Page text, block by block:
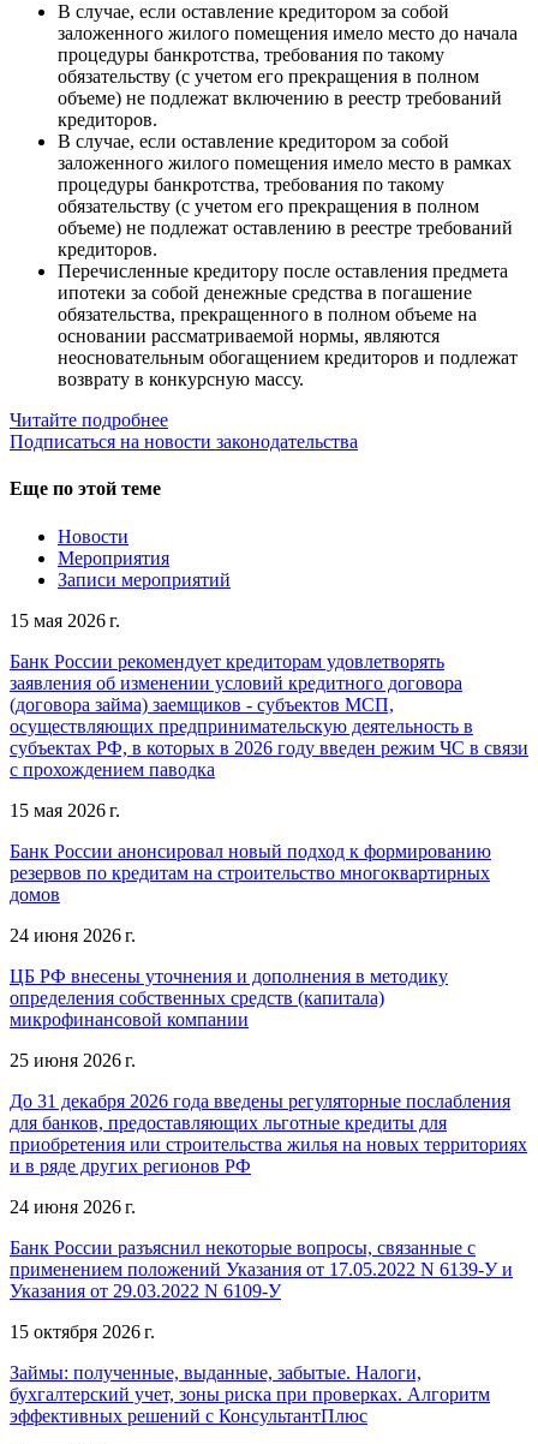
В случае, если оставление кредитором за собой
заложенного жилого помещения имело место до начала
процедуры банкротства, требования по такому
обязательству (с учетом его прекращения в полном
объеме) не подлежат включению в реестр требований
кредиторов.
В случае, если оставление кредитором за собой
заложенного жилого помещения имело место в рамках
процедуры банкротства, требования по такому
обязательству (с учетом его прекращения в полном
объеме) не подлежат оставлению в реестре требований
кредиторов.
Перечисленные кредитору после оставления предмета
ипотеки за собой денежные средства в погашение
обязательства, прекращенного в полном объеме на
основании рассматриваемой нормы, являются
неосновательным обогащением кредиторов и подлежат
возврату в конкурсную массу.
Читайте подробнее
Подписаться на новости законодательства
Еще по этой теме
Новости
Мероприятия
Записи мероприятий
15 мая 2026 г.
Банк России рекомендует кредиторам удовлетворять
заявления об изменении условий кредитного договора
(договора займа) заемщиков - субъектов МСП,
осуществляющих предпринимательскую деятельность в
субъектах РФ, в которых в 2026 году введен режим ЧС в связи
с прохождением паводка
15 мая 2026 г.
Банк России анонсировал новый подход к формированию
резервов по кредитам на строительство многоквартирных
домов
24 июня 2026 г.
ЦБ РФ внесены уточнения и дополнения в методику
определения собственных средств (капитала)
микрофинансовой компании
25 июня 2026 г.
До 31 декабря 2026 года введены регуляторные послабления
для банков, предоставляющих льготные кредиты для
приобретения или строительства жилья на новых территориях
и в ряде других регионов РФ
24 июня 2026 г.
Банк России разъяснил некоторые вопросы, связанные с
применением положений Указания от 17.05.2022 N 6139-У и
Указания от 29.03.2022 N 6109-У
15 октября 2026 г.
Займы: полученные, выданные, забытые. Налоги,
бухгалтерский учет, зоны риска при проверках. Алгоритм
эффективных решений с КонсультантПлюс